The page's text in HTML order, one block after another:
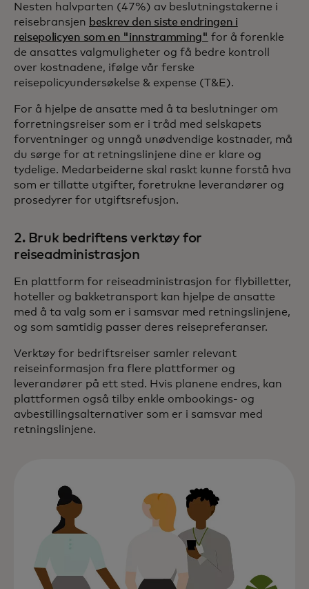
Nesten halvparten (47%) av beslutningstakerne i
reisebransjen beskrev den siste endringen i
reisepolicyen som en "innstramming" for å forenkle
de ansattes valgmuligheter og få bedre kontroll
over kostnadene, ifølge vår ferske
reisepolicyundersøkelse & expense (T&E).
For å hjelpe de ansatte med å ta beslutninger om
forretningsreiser som er i tråd med selskapets
forventninger og unngå unødvendige kostnader, må
du sørge for at retningslinjene dine er klare og
tydelige. Medarbeiderne skal raskt kunne forstå hva
som er tillatte utgifter, foretrukne leverandører og
prosedyrer for utgiftsrefusjon.
2. Bruk bedriftens verktøy for
reiseadministrasjon
En plattform for reiseadministrasjon for flybilletter,
hoteller og bakketransport kan hjelpe de ansatte
med å ta valg som er i samsvar med retningslinjene,
og som samtidig passer deres reisepreferanser.
Verktøy for bedriftsreiser samler relevant
reiseinformasjon fra flere plattformer og
leverandører på ett sted. Hvis planene endres, kan
plattformen også tilby enkle ombookings- og
avbestillingsalternativer som er i samsvar med
retningslinjene.